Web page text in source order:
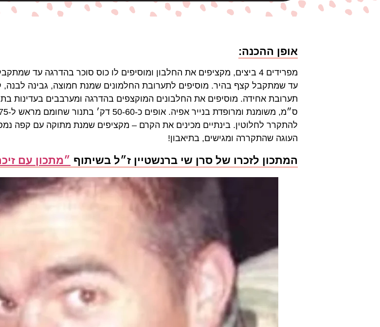
אופן ההכנה:
מפרידים 4 ביצים, מקציפים את החלבון ומוסיפים לו כוס סוכר בהדרגה עד
עד שמתקבל קצף בהיר. מוסיפים לתערובת החלמונים שמנת חמוצה, גבינה לבנה,
להתקרר לחלוטין. בינתיים מכינים את הקרם – מקציפים שמנת מתוקה עם קפה
העוגה שהתקררה ומגישים, בתיאבון!
המתכון לזכרו של סרן שי ברנשטיין ז״ל בשיתוף ״מתכון עם